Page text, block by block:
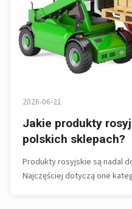
2026-06-21
Jakie produkty
polskich sklepach?
Produkty rosyjskie są nadal
Najczęściej dotyczą one